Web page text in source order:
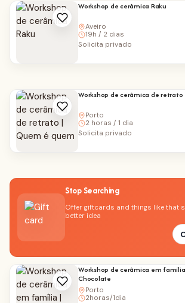
Workshop de cerâmica Raku
Aveiro
19h / 2 dias
Solicita privado
Workshop de cerâmica de
Porto
2 horas / 1 dia
Solicita privado
Stop Searching
Offer giftcards and things like that
better idea
Workshop de cerâmica em
Chocolate
Porto
2horas/1dia